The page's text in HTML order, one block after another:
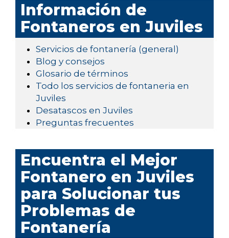
Información de
Fontaneros en Juviles
Servicios de fontanería (general)
Blog y consejos
Glosario de términos
Todo los servicios de fontaneria en
Juviles
Desatascos en Juviles
Preguntas frecuentes
Encuentra el Mejor
Fontanero en Juviles
para Solucionar tus
Problemas de
Fontanería